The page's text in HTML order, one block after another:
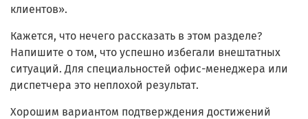
клиентов».
Кажется, что нечего рассказать в этом разделе?
Напишите о том, что успешно избегали внештатных
ситуаций. Для специальностей офис-менеджера или
диспетчера это неплохой результат.
Хорошим вариантом подтверждения достижений